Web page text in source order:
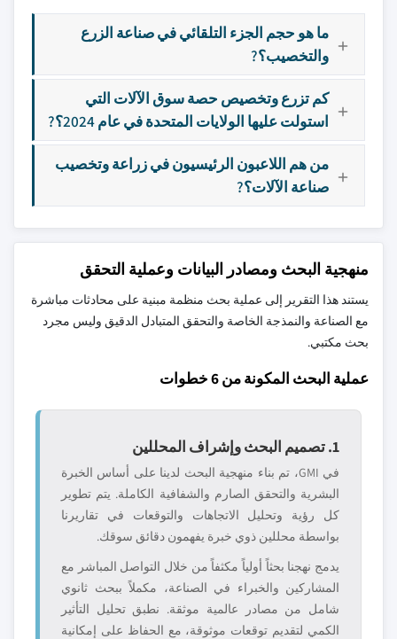
ما هو حجم الجزء التلقائي في صناعة الزرع
والتخصيب؟?
كم تزرع وتخصيص حصة سوق الآلات التي
استولت عليها الولايات المتحدة في عام 2024؟?
من هم اللاعبون الرئيسيون في زراعة وتخصيب
صناعة الآلات؟?
منهجية البحث ومصادر البيانات وعملية التحقق
يستند هذا التقرير إلى عملية بحث منظمة مبنية على محادثات مباشرة
مع الصناعة والنمذجة الخاصة والتحقق المتبادل الدقيق وليس مجرد
بحث مكتبي.
عملية البحث المكونة من 6 خطوات
1. تصميم البحث وإشراف المحللين
في GMI، تم بناء منهجية البحث لدينا على أساس الخبرة
البشرية والتحقق الصارم والشفافية الكاملة. يتم تطوير
كل رؤية وتحليل الاتجاهات والتوقعات في تقاريرنا
بواسطة محللين ذوي خبرة يفهمون دقائق سوقك.
يدمج نهجنا بحثاً أولياً مكثفاً من خلال التواصل المباشر مع
المشاركين والخبراء في الصناعة، مكملاً ببحث ثانوي
شامل من مصادر عالمية موثقة. نطبق تحليل التأثير
الكمي لتقديم توقعات موثوقة، مع الحفاظ على إمكانية